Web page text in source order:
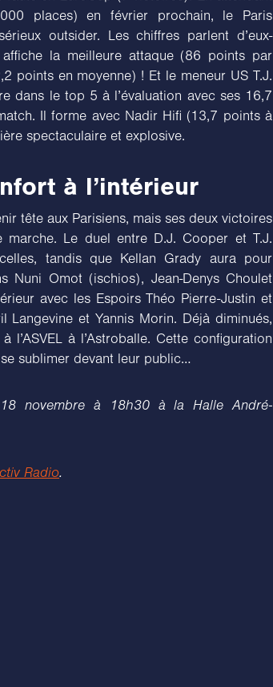
places) en février prochain, le Paris
outsider. Les chiffres parlent d’eux-
la meilleure attaque (86 points par
points en moyenne) ! Et le meneur US T.J.
dans le top 5 à l’évaluation avec ses 16,7
Il forme avec Nadir Hifi (13,7 points à
spectaculaire et explosive.
à l’intérieur
tête aux Parisiens, mais ses deux victoires
Le duel entre D.J. Cooper et T.J.
tandis que Kellan Grady aura pour
Nuni Omot (ischios), Jean-Denys Choulet
avec les Espoirs Théo Pierre-Justin et
et Yannis Morin. Déjà diminués,
l’ASVEL à l’Astroballe. Cette configuration
sublimer devant leur public…
novembre à 18h30 à la Halle André-
Radio.